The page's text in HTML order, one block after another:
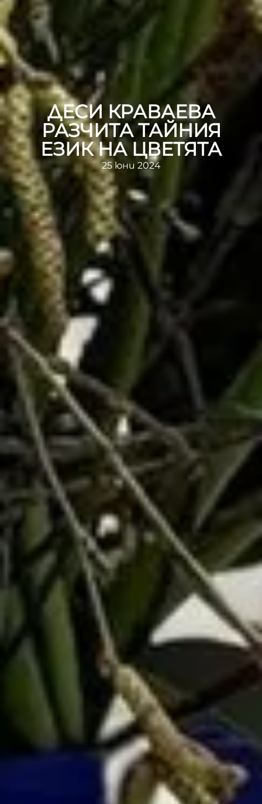
ДЕСИ КРАВАЕВА
РАЗЧИТА ТАЙНИЯ
ЕЗИК НА ЦВЕТЯТА
25 юни 2024